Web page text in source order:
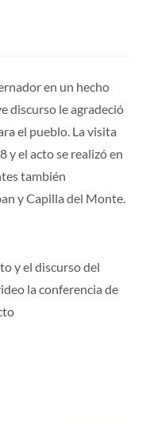
en un hecho
discurso le agradeció
el pueblo. La visita
y el acto se realizó en
también
y Capilla del Monte.
y el discurso del
la conferencia de